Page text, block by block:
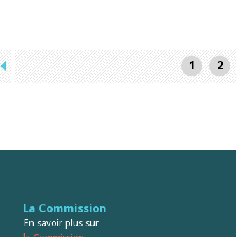
1 2
La Commission
En savoir plus sur